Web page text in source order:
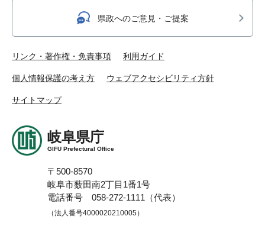
県政へのご意見・ご提案
リンク・著作権・免責事項 利用ガイド
個人情報保護の考え方 ウェブアクセシビリティ方針
サイトマップ
岐阜県庁
GIFU Prefectural Office
〒500-8570
岐阜市薮田南2丁目1番1号
電話番号 058-272-1111（代表）
（法人番号4000020210005）